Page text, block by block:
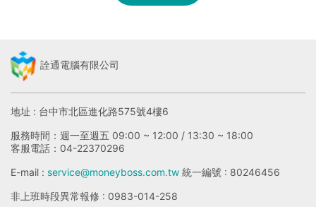
詮通電腦有限公司
地址 : 台中市北區進化路575號4樓6
服務時間：週一至週五 09:00 ~ 12:00 / 13:30 ~ 18:00
客服電話：04-22370296
E-mail : service@moneyboss.com.tw 統一編號 : 80246456
非上班時段異常報修 : 0983-014-258